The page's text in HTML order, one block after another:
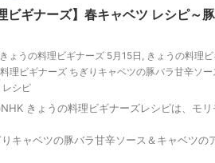
ビギナーズ】春キャベツ レシピ～
きょうの料理ビギナーズ 5月15日 , きょうの料理
理ビギナーズ ちぎりキャベツの豚バラ甘辛ソー
レシピ
きょうの料理ビギナーズレシピは、モ
キャベツの豚バラ甘辛ソース＆キャベツの